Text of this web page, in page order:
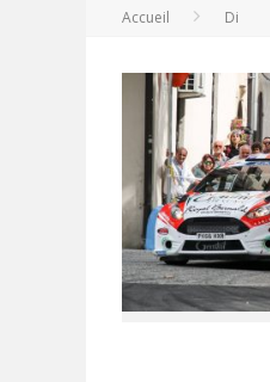
Accueil Di